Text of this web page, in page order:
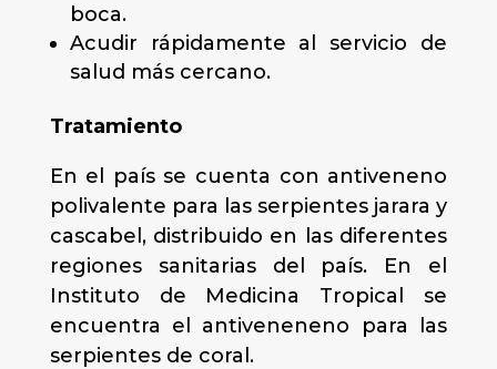
boca.
Acudir rápidamente al servicio de
salud más cercano.
Tratamiento
En el país se cuenta con antiveneno
polivalente para las serpientes jarara y
cascabel, distribuido en las diferentes
regiones sanitarias del país. En el
Instituto de Medicina Tropical se
encuentra el antiveneneno para las
serpientes de coral.